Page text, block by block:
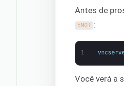
Antes de
5901 :
1
Você verá a